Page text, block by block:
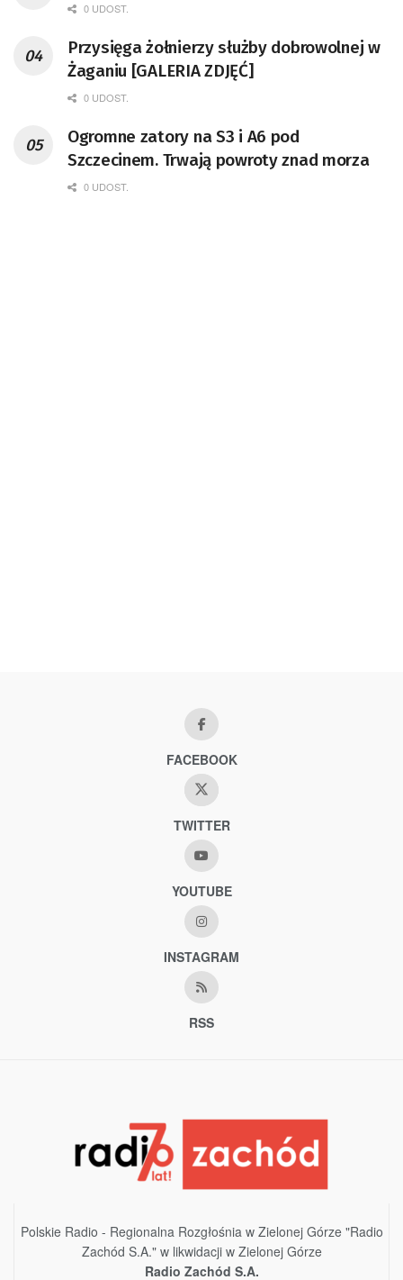
0 UDOST.
Przysięga żołnierzy służby dobrowolnej w
Żaganiu [GALERIA ZDJĘĆ]
0 UDOST.
Ogromne zatory na S3 i A6 pod
Szczecinem. Trwają powroty znad morza
0 UDOST.
FACEBOOK
TWITTER
YOUTUBE
INSTAGRAM
RSS
Polskie Radio - Regionalna Rozgłośnia w Zielonej Górze "Radio
Zachód S.A." w likwidacji w Zielonej Górze
Radio Zachód S.A.